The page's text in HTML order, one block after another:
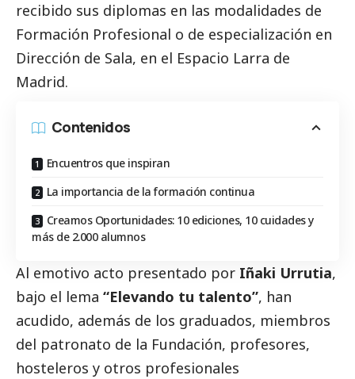
recibido sus diplomas en las modalidades de
Formación Profesional o de especialización en
Dirección de Sala, en el Espacio Larra de
Madrid.
Contenidos
Encuentros que inspiran
La importancia de la formación continua
Creamos Oportunidades: 10 ediciones, 10 cuidades y
más de 2.000 alumnos
Al emotivo acto presentado por Iñaki Urrutia,
bajo el lema “Elevando tu talento”, han
acudido, además de los graduados, miembros
del patronato de la Fundación, profesores,
hosteleros y otros profesionales